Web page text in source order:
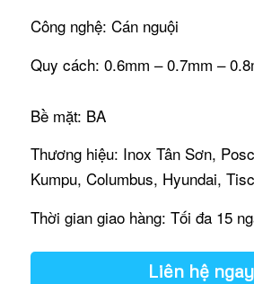
Công nghệ: Cán nguội
Quy cách: 0.6mm – 0.7mm –
Bề mặt: BA
Thương hiệu: Inox Tân Sơn,
Kumpu, Columbus, Hyundai,
Thời gian giao hàng: Tối đa 15
Liên hệ ngay